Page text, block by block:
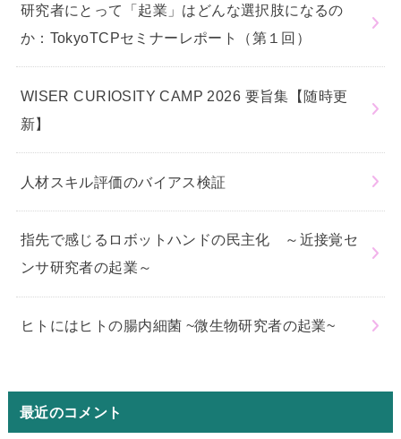
研究者にとって「起業」はどんな選択肢になるの
か：TokyoTCPセミナーレポート（第１回）
WISER CURIOSITY CAMP 2026 要旨集【随時更
新】
人材スキル評価のバイアス検証
指先で感じるロボットハンドの民主化 ～近接覚セ
ンサ研究者の起業～
ヒトにはヒトの腸内細菌 ~微生物研究者の起業~
最近のコメント